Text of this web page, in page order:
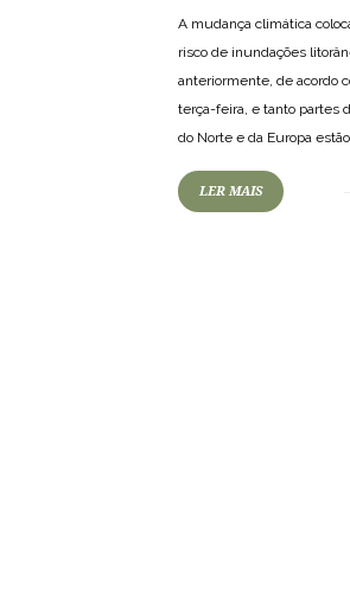
A mudança climática
risco de inundações
anteriormente, de acordo
terça-feira, e tanto partes
do Norte e da Europa
LER MAIS